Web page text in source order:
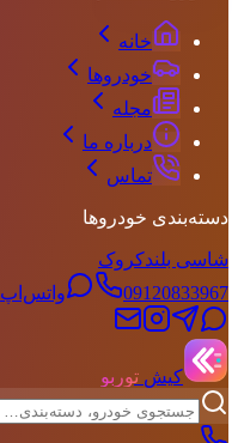
خانه
خودروها
مجله
درباره ما
تماس
دسته‌بندی خودروها
شاسی بلندکروک
09120833967
واتس‌اپ
کیش توربو